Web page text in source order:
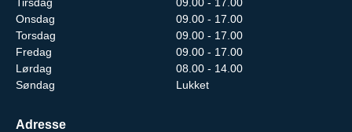
Onsdag
09.00 - 17.00
Torsdag
09.00 - 17.00
Fredag
09.00 - 17.00
Lørdag
08.00 - 14.00
Søndag
Lukket
Adresse